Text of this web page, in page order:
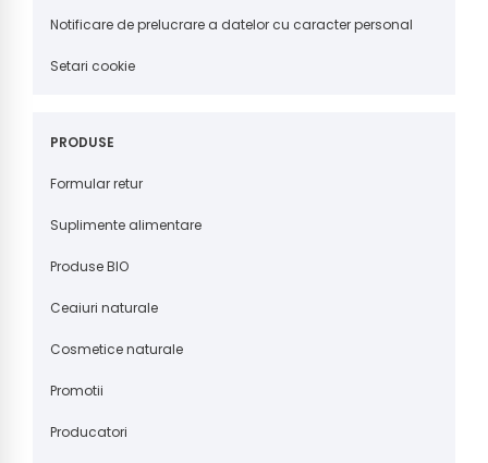
Notificare de prelucrare a datelor cu caracter personal
Setari cookie
PRODUSE
Formular retur
Suplimente alimentare
Produse BIO
Ceaiuri naturale
Cosmetice naturale
Promotii
Producatori